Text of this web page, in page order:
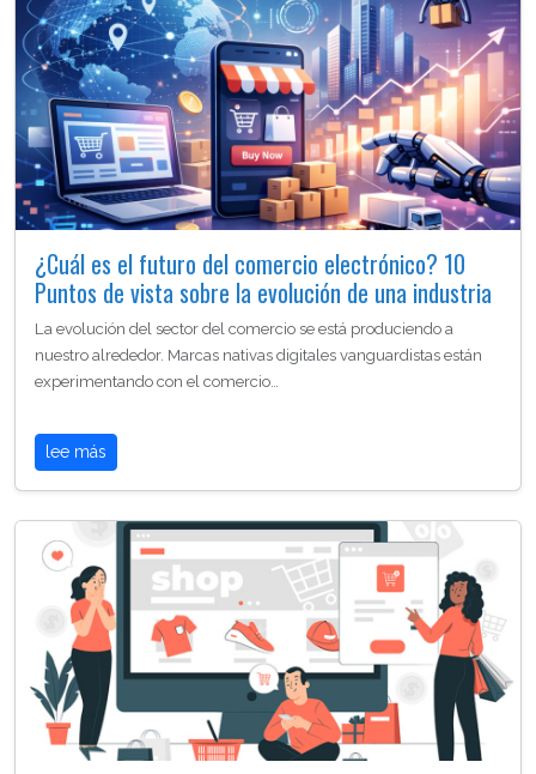
¿Cuál es el futuro del comercio electrónico? 10
Puntos de vista sobre la evolución de una industria
La evolución del sector del comercio se está produciendo a
nuestro alrededor. Marcas nativas digitales vanguardistas están
experimentando con el comercio…
lee más